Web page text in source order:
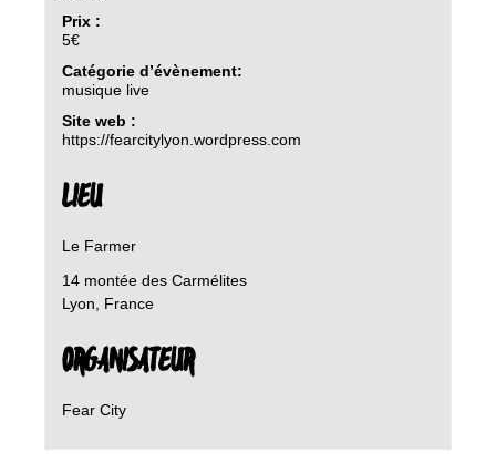
Prix :
5€
Catégorie d’évènement:
musique live
Site web :
https://fearcitylyon.wordpress.com
LIEU
Le Farmer
14 montée des Carmélites
Lyon
France
ORGANISATEUR
Fear City